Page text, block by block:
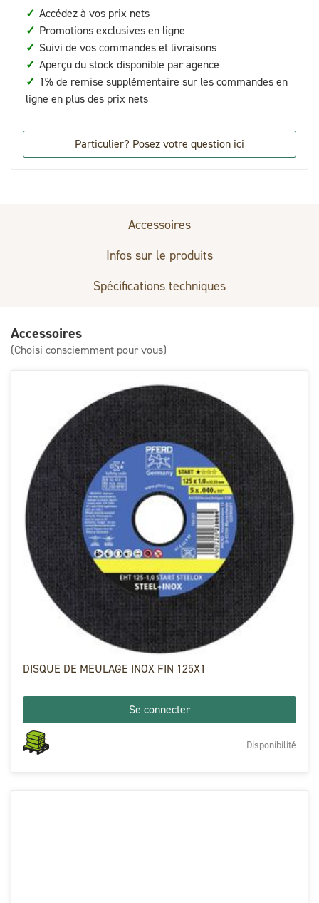
✓ Accédez à vos prix nets
✓ Promotions exclusives en ligne
✓ Suivi de vos commandes et livraisons
✓ Aperçu du stock disponible par agence
✓ 1% de remise supplémentaire sur les commandes en
ligne en plus des prix nets
Particulier? Posez votre question ici
Accessoires
Infos sur le produits
Spécifications techniques
Accessoires
(Choisi consciemment pour vous)
DISQUE DE MEULAGE INOX FIN 125X1
Se connecter
Disponibilité